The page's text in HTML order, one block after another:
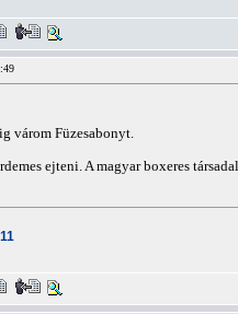
várom Füzesabonyt.
ejteni. A magyar boxeres